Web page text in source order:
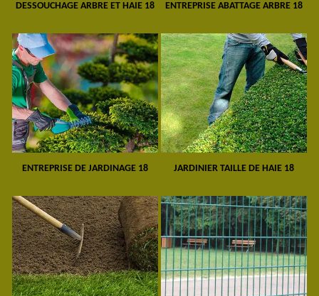
DESSOUCHAGE ARBRE ET HAIE 18 ENTREPRISE ABATTAGE ARBRE 18
ENTREPRISE DE JARDINAGE 18 JARDINIER TAILLE DE HAIE 18